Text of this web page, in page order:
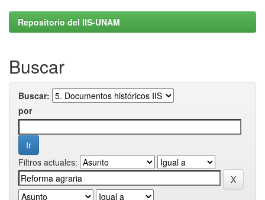
Repositorio del IIS-UNAM
Buscar
Buscar:
por
Filtros actuales: